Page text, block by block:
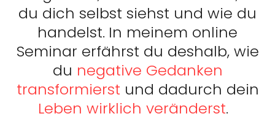
du dich selbst siehst und wie du
handelst. In meinem online
Seminar erfährst du deshalb, wie
du negative Gedanken
transformierst und dadurch dein
Leben wirklich veränderst.